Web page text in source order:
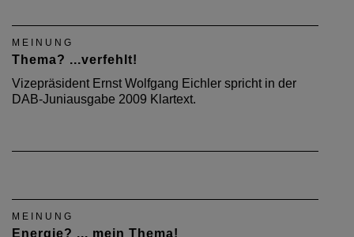
MEINUNG
Thema? ...verfehlt!
Vizepräsident Ernst Wolfgang Eichler spricht in der
DAB-Juniausgabe 2009 Klartext.
MEINUNG
Energie? ... mein Thema!